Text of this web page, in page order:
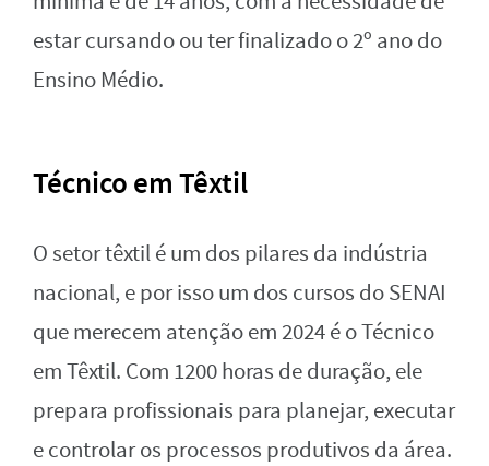
estar cursando ou ter finalizado o 2º ano do
Ensino Médio.
Técnico em Têxtil
O setor têxtil é um dos pilares da indústria
nacional, e por isso um dos cursos do SENAI
que merecem atenção em 2024 é o Técnico
em Têxtil. Com 1200 horas de duração, ele
prepara profissionais para planejar, executar
e controlar os processos produtivos da área.